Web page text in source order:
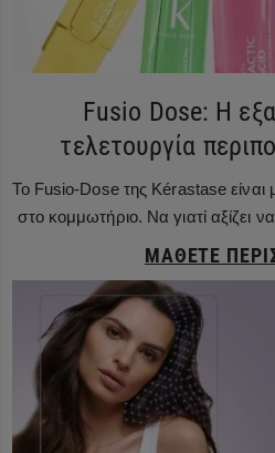
Fusio Dose: Η
τελετουργία
Το Fusio-Dose της Kérastase είναι
στο κομμωτήριο. Να γιατί αξίζει
ΜΆΘΕΤΕ